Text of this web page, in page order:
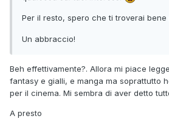
Per il resto, spero che ti troverai bene
Un abbraccio!
Beh effettivamente?. Allora mi piace
fantasy e gialli, e manga ma soprattutto
per il cinema. Mi sembra di aver detto
A presto